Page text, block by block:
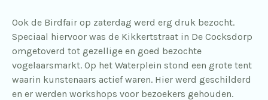
Ook de Birdfair op zaterdag werd erg druk bezocht.
Speciaal hiervoor was de Kikkertstraat in De Cocksdorp
omgetoverd tot gezellige en goed bezochte
vogelaarsmarkt. Op het Waterplein stond een grote tent
waarin kunstenaars actief waren. Hier werd geschilderd
en er werden workshops voor bezoekers gehouden.